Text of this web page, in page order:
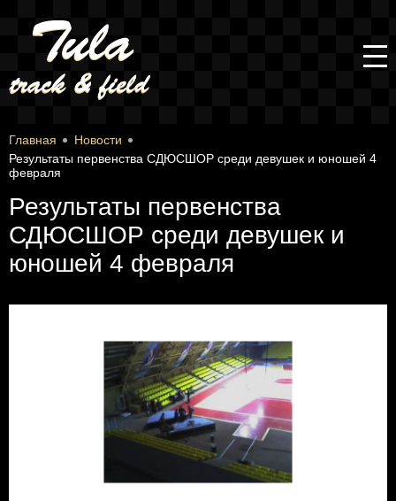
Главная
Новости
Результаты первенства СДЮСШОР среди девушек и юношей 4
февраля
Результаты первенства
СДЮСШОР среди девушек и
юношей 4 февраля